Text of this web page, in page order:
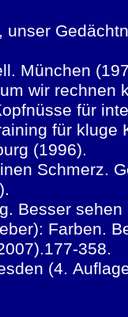
München
wir rechnen
für
für kluge
(1996).
Schmerz.
Besser
Farben.
358.
(4.